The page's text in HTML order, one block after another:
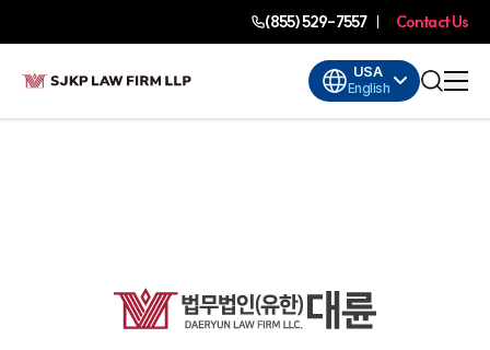
(855) 529-7557 Contact Us
USA
English